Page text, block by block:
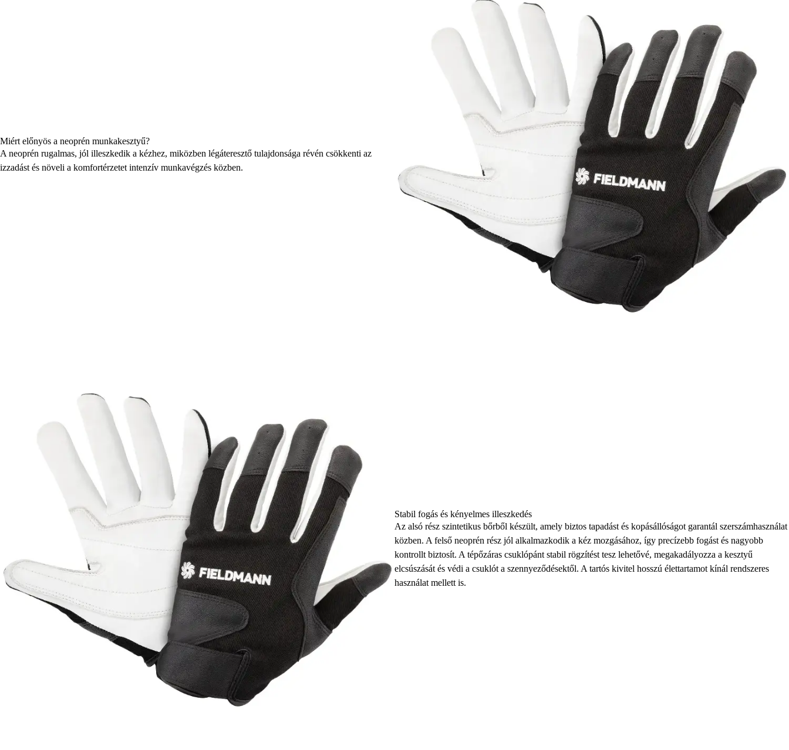
Miért előnyös a neoprén munkakesztyű?
A neoprén rugalmas, jól illeszkedik a kézhez, miközben légáteresztő tulajdonsága révén csökkenti az
izzadást és növeli a komfortérzetet intenzív munkavégzés közben.
Stabil fogás és kényelmes illeszkedés
Az alsó rész szintetikus bőrből készült, amely biztos tapadást és kopásállóságot garantál szerszámhasználat
közben. A felső neoprén rész jól alkalmazkodik a kéz mozgásához, így precízebb fogást és nagyobb
kontrollt biztosít. A tépőzáras csuklópánt stabil rögzítést tesz lehetővé, megakadályozza a kesztyű
elcsúszását és védi a csuklót a szennyeződésektől. A tartós kivitel hosszú élettartamot kínál rendszeres
használat mellett is.